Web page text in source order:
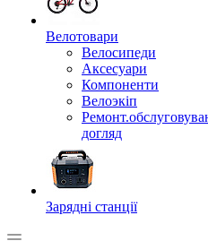
Велотовари
Велосипеди
Аксесуари
Компоненти
Велоэкіп
догляд
Зарядні станції